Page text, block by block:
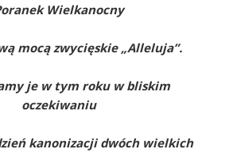
Wielkanocny
mocą zwycięskie „Alleluja”.
je w tym roku w bliskim
oczekiwaniu
kanonizacji dwóch wielkich